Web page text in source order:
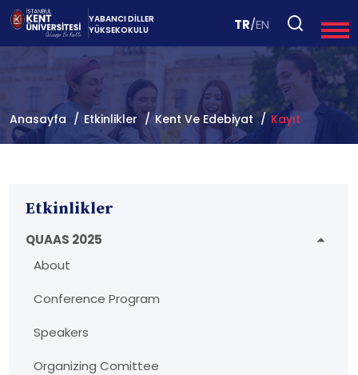
TR/EN
YABANCI DİLLER
YÜKSEKOKULU
Anasayfa Etkinlikler Kent Ve Edebiyat Kayıt
Etkinlikler
QUAAS 2025
About
Conference Program
Speakers
Organizing Comittee